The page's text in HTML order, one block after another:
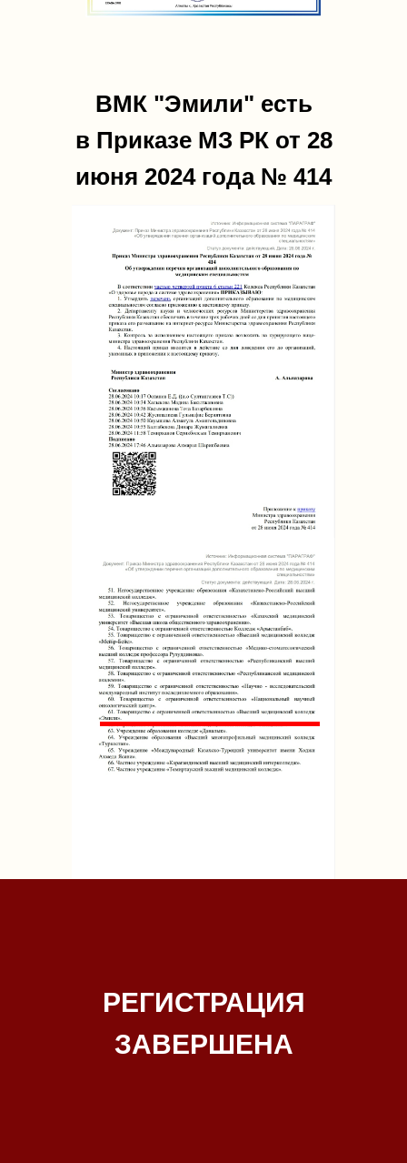
ВМК "Эмили" есть
в Приказе МЗ РК от 28
июня 2024 года № 414
РЕГИСТРАЦИЯ
ЗАВЕРШЕНА